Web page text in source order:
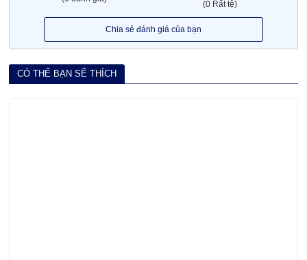
(0 Rất tệ)
Chia sẻ đánh giá của bạn
CÓ THỂ BẠN SẼ THÍCH